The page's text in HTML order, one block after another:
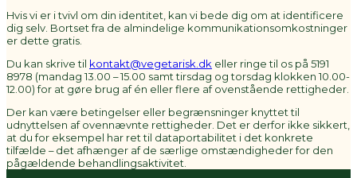
Hvis vi er i tvivl om din identitet, kan vi bede dig om at identificere
dig selv. Bortset fra de almindelige kommunikationsomkostninger
er dette gratis.
Du kan skrive til kontakt@vegetarisk.dk eller ringe til os på 5191
8978 (mandag 13.00 – 15.00 samt tirsdag og torsdag klokken 10.00-
12.00) for at gøre brug af én eller flere af ovenstående rettigheder.
Der kan være betingelser eller begrænsninger knyttet til
udnyttelsen af ovennævnte rettigheder. Det er derfor ikke sikkert,
at du for eksempel har ret til dataportabilitet i det konkrete
tilfælde – det afhænger af de særlige omstændigheder for den
pågældende behandlingsaktivitet.